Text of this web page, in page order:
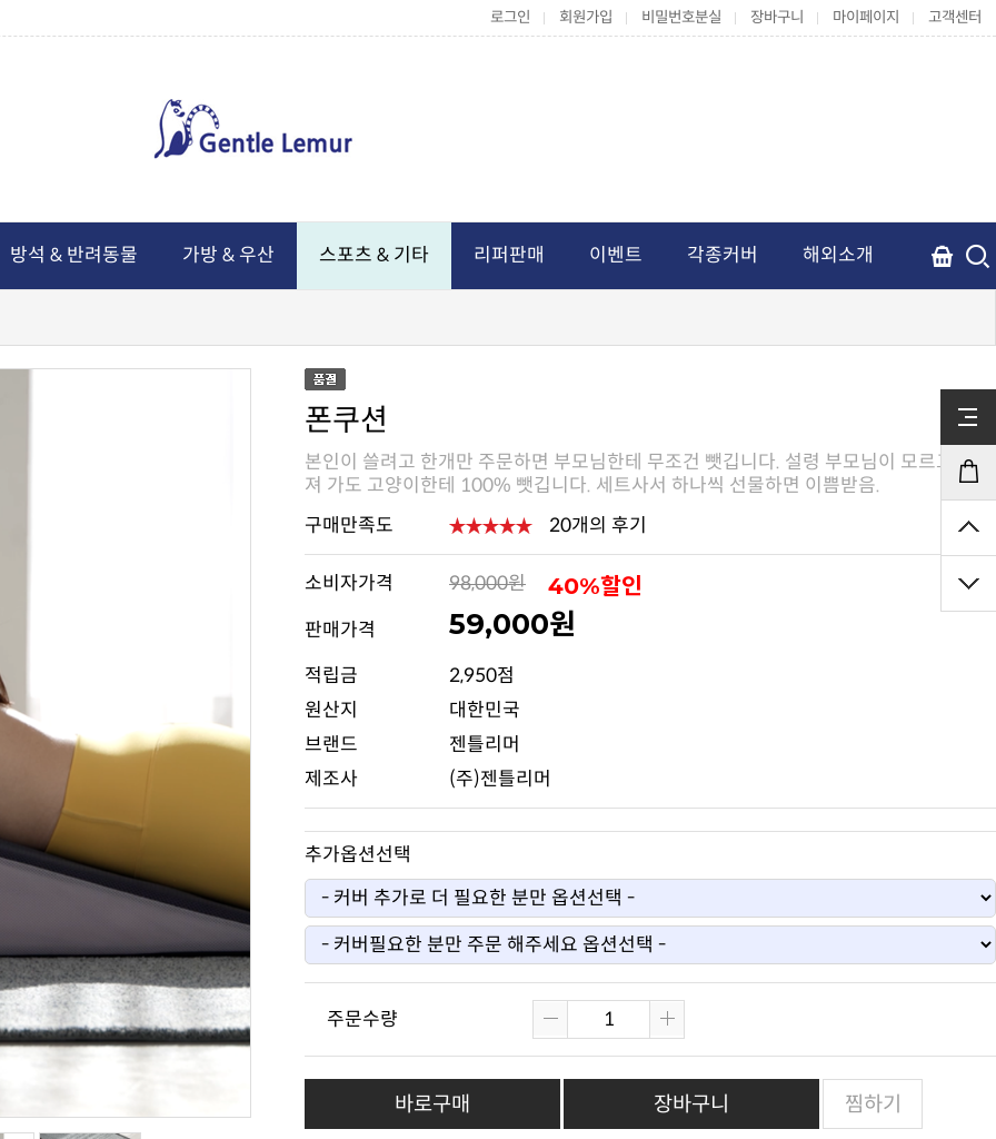
로그인 회원가입 비밀번호분실 장바구니 마이페이지 고객센터
방석 & 반려동물 가방 & 우산 스포츠 & 기타 리퍼판매 이벤트 각종커버 해외소개
폰쿠션
져 가도 고양이한테 100% 뺏깁니다. 세트사서 하나씩 선물하면 이쁨받음.
구매만족도
20개의 후기
소비자가격 98,000원 40%할인
판매가격 59,000원
적립금
2,950점
원산지
대한민국
브랜드
젠틀리머
제조사
(주)젠틀리머
추가옵션선택
주문수량
바로구매 장바구니 찜하기